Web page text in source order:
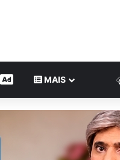
CONTEÚDO DE MARCA
MAIS